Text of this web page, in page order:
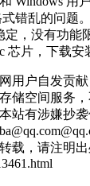
错乱的问题
定，没有功能
芯片，下载安
用户自发贡
储空间服务
站有涉嫌抄
载，请注明出